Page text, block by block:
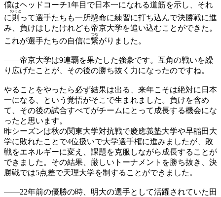
僕はヘッドコーチ1年目で日本一になれる道筋を示し、それ
に則
のっと
って選手たちも一所懸命に練習に打ち込んで決勝戦に進
み、負けはしたけれども帝京大学を追い込むことができた。
これが選手たちの自信に繋
つな
がりました。
——帝京大学は9連覇を果たした強豪です。互角の戦いを繰
り広げたことが、その後の勝ち抜く力になったのですね。
やることをやったら必ず結果は出る、来年こそは絶対に日本
一になる、という覚悟がそこで生まれました。負けを含め
て、その後の試合すべてがチームにとって成長する機会にな
ったと思います。
昨シーズンは秋の関東大学対抗戦で慶應義塾大学や早稲田大
学に敗れたことで4位扱いで大学選手権に進みましたが、敗
戦をエネルギーに変え、課題を克服しながら成長することが
できました。その結果、厳しいトーナメントを勝ち抜き、決
勝戦では5点差で天理大学を制することができました。
——22年前の優勝の時、明大の選手として活躍されていた田